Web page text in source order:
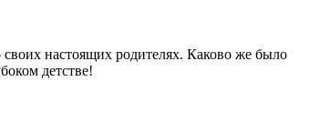
настоящих родителях. Каково же было
детстве!